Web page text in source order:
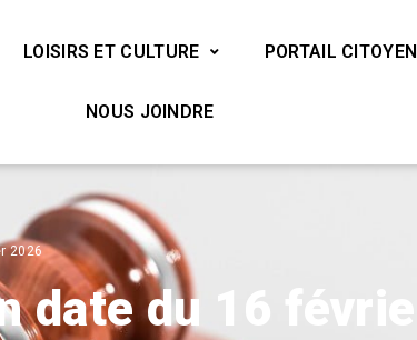
LOISIRS ET CULTURE PORTAIL CITOYEN
NOUS JOINDRE
2026
date du 16 février